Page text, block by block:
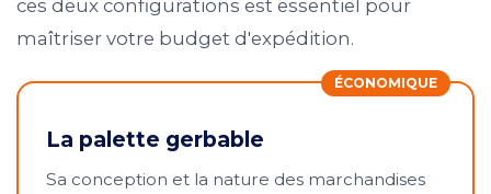
ces deux configurations est essentiel pour
maîtriser votre budget d'expédition.
ÉCONOMIQUE
La palette gerbable
Sa conception et la nature des marchandises